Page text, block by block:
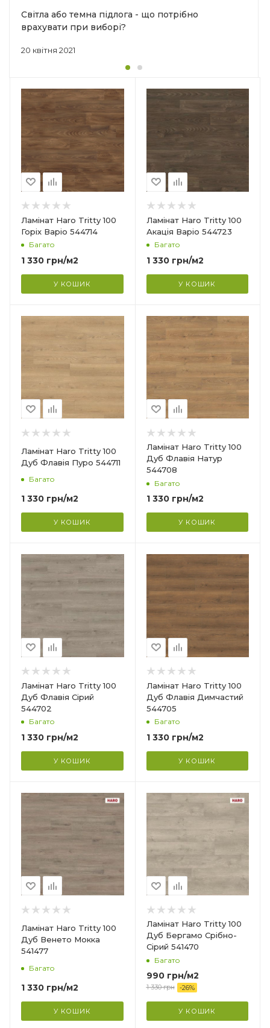
20 квітня 2021
Світла або темна підлога - що потрібно
врахувати при виборі?
Ламінат Haro Tritty 100
Горіх Варіо 544714
Багато
1 330 грн/м2
У КОШИК
Країна-виробник
Німеччина
Колекція
Tritty 100
Клас зносостійкості
32
Товщина
Ширина
193 мм
Довжина
1282 мм
20 років
Ламінат Haro Tritty 100
Акація Варіо 544723
Багато
1 330грн/м2
У КОШИК
Ламінат Haro Tritty 100
Дуб Флавія Пуро 544711
Багато
1 330 грн/м2
У КОШИК
Країна-виробник
Німеччина
Колекція
Tritty 100
32
Товщина
193 мм
Фаска
4V
Ламінат Haro Tritty 100
Дуб Флавія Натур
544708
Багато
1 330грн/м2
У КОШИК
Ламінат Haro Tritty 100
Дуб Флавія Сірий
544702
Багато
1 330 грн/м2
У КОШИК
Країна-виробник
Німеччина
Колекція
Tritty 100
Клас зносостійкості
Товщина
Ширина
193 мм
Довжина
1282 мм
Фаска
Ламінат Haro Tritty 100
Дуб Флавія Димчастий
544705
Багато
1 330грн/м2
У КОШИК
Ламінат Haro Tritty 100
Дуб Венето Мокка
541477
Багато
1 330 грн/м2
У КОШИК
Країна-виробник
Колекція
Tritty 100
Клас зносостійкості
32
Товщина
193 мм
Довжина
Фаска
4V
Гарантія ?
Ламінат Haro Tritty 100
Дуб Бергамо Срібно-
Сірий 541470
Багато
990грн/м2
1 330грн -26%
У КОШИК